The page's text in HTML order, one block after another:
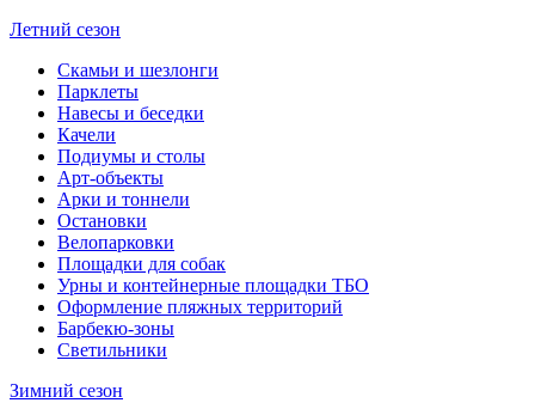
Летний сезон
Скамьи и шезлонги
Парклеты
Навесы и беседки
Качели
Подиумы и столы
Арт-объекты
Арки и тоннели
Остановки
Велопарковки
Площадки для собак
Урны и контейнерные площадки ТБО
Оформление пляжных территорий
Барбекю-зоны
Светильники
Зимний сезон